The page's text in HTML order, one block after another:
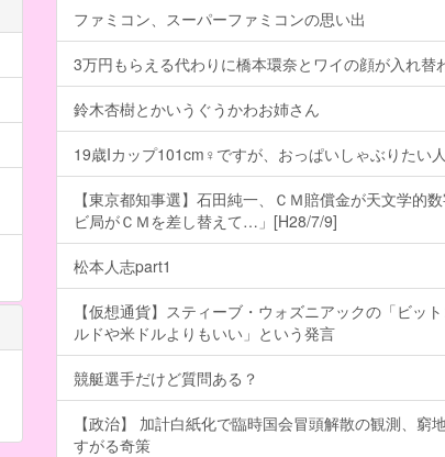
ファミコン、スーパーファミコンの思い出
3万円もらえる代わりに橋本環奈とワイの顔が入れ替
鈴木杏樹とかいうぐうかわお姉さん
19歳Iカップ101cm♀ですが、おっぱいしゃぶりたい
【東京都知事選】石田純一、ＣＭ賠償金が天文学的
ビ局がＣＭを差し替えて…」[H28/7/9]
松本人志part1
【仮想通貨】スティーブ・ウォズニアックの「ビッ
ルドや米ドルよりもいい」という発言
競艇選手だけど質問ある？
【政治】 加計白紙化で臨時国会冒頭解散の観測、窮
すがる奇策